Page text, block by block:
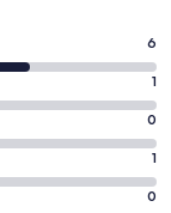
6
1
0
1
0